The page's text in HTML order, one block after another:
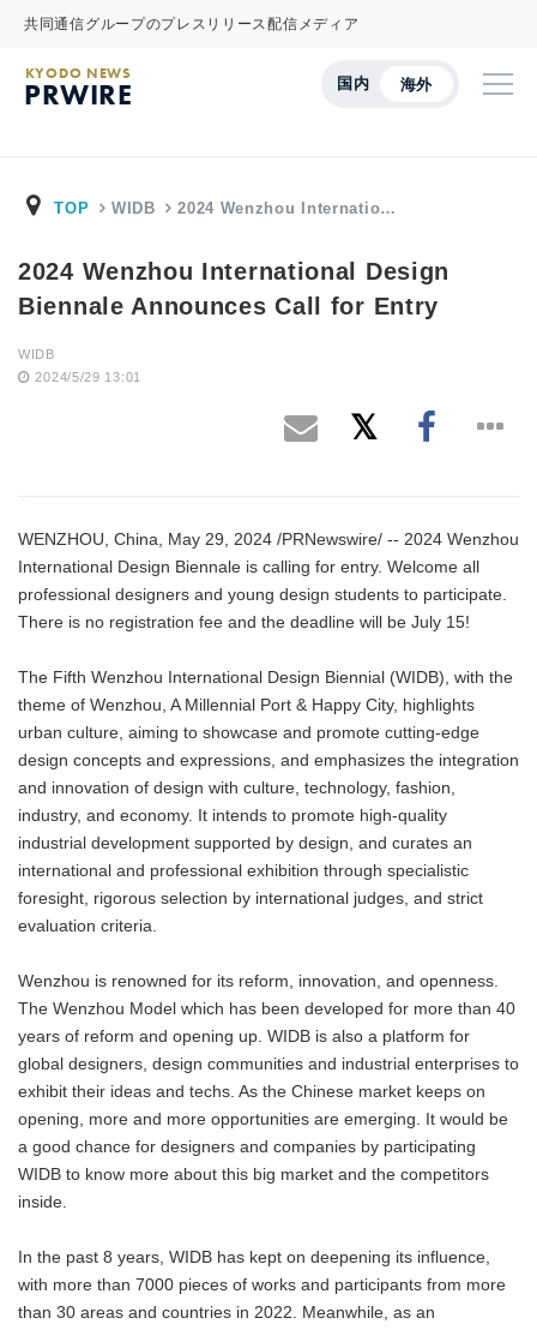
共同通信グループのプレスリリース配信メディア
国内 海外
KYODO NEWS
PRWIRE
TOP WIDB 2024 Wenzhou Internatio…
2024 Wenzhou International Design
Biennale Announces Call for Entry
WIDB
2024/5/29 13:01
WENZHOU, China, May 29, 2024 /PRNewswire/ -- 2024 Wenzhou
International Design Biennale is calling for entry. Welcome all
professional designers and young design students to participate.
There is no registration fee and the deadline will be July 15!
The Fifth Wenzhou International Design Biennial (WIDB), with the
theme of Wenzhou, A Millennial Port & Happy City, highlights
urban culture, aiming to showcase and promote cutting-edge
design concepts and expressions, and emphasizes the integration
and innovation of design with culture, technology, fashion,
industry, and economy. It intends to promote high-quality
industrial development supported by design, and curates an
international and professional exhibition through specialistic
foresight, rigorous selection by international judges, and strict
evaluation criteria.
Wenzhou is renowned for its reform, innovation, and openness.
The Wenzhou Model which has been developed for more than 40
years of reform and opening up. WIDB is also a platform for
global designers, design communities and industrial enterprises to
exhibit their ideas and techs. As the Chinese market keeps on
opening, more and more opportunities are emerging. It would be
a good chance for designers and companies by participating
WIDB to know more about this big market and the competitors
inside.
In the past 8 years, WIDB has kept on deepening its influence,
with more than 7000 pieces of works and participants from more
than 30 areas and countries in 2022. Meanwhile, as an